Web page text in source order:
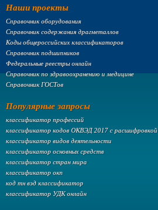
Наши проекты
Справочник оборудования
Справочник содержания драгметаллов
Коды общероссийских классификаторов
Справочник подшипников
Федеральные реестры онлайн
Справочник по здравоохранению и медицине
Справочник ГОСТов
Популярные запросы
классификатор профессий
классификатор кодов ОКВЭД 2017 с расшифровкой
классификатор видов деятельности
классификатор основных средств
классификатор стран мира
классификатор окп
код тн вэд классификатор
классификатор УДК онлайн